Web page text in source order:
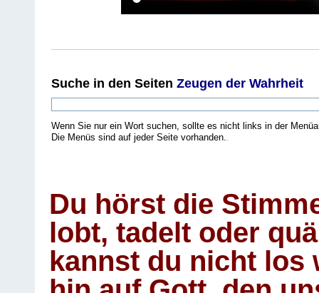
Suche in den Seiten Zeugen der Wahrheit
Wenn Sie nur ein Wort suchen, sollte es nicht links in der
Die Menüs sind auf jeder Seite vorhanden..
Du hörst die
lobt, tadelt oder
kannst du nicht los